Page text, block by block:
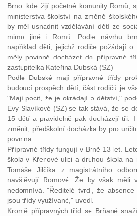
Brno, kde žijí početné komunity Romů,
ministerstva školství na změně
by měl usnadnit vzdělávání dětí ze
mimo jiné i Romů. Podle návrhu
například děti, jejichž rodiče požádají o
měly povinně docházet do přípravné
zastupitelka Kateřina Dubská (SZ).
Podle Dubské mají přípravné třídy
budoucí prospěch dětí, část rodičů je
"Mají pocit, že je okrádají o dětství,"
Evy Slavíkové (SZ) se tak stává, že se
15 dětí a pravidelně pak docházejí tři.
změnit; předškolní docházka by pro
povinná.
Přípravné třídy fungují v Brně 13 let.
škola v Křenové ulici a druhou škola na
Tomáše Jilčíka z magistrátního
navštěvují Romové. Že by však měli
nedomnívá. "Ředitelé tvrdí, že
jsou třídy využívané," uvedl.
Kromě přípravných tříd se Brňané